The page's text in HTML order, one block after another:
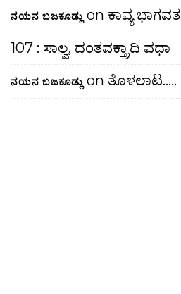
ನಯನ ಬಜಕೂಡ್ಲು on ಕಾವ್ಯ ಭಾಗವತ
107 : ಸಾಲ್ವ, ದಂತವಕ್ತ್ರಾದಿ ವಧಾ
ನಯನ ಬಜಕೂಡ್ಲು on ತೊಳಲಾಟ…..